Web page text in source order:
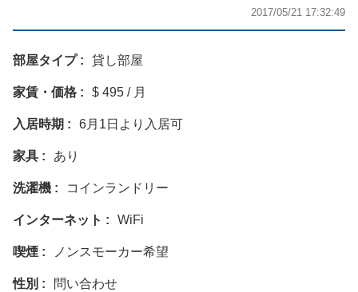
2017/05/21 17:32:49
部屋タイプ 貸し部屋
家賃・価格 $ 495 / 月
入居時期 6月1日より入居可
家具 あり
洗濯機 コインランドリー
インターネット WiFi
喫煙 ノンスモーカー希望
性別 問い合わせ